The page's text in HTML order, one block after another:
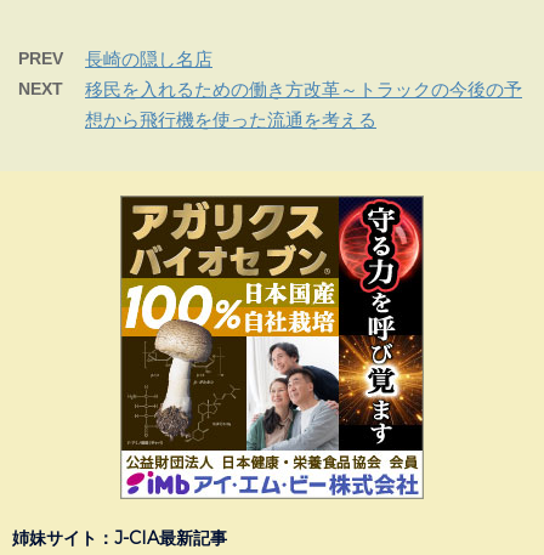
PREV 長崎の隠し名店
NEXT
移民を入れるための働き方改革～トラックの今後の予
想から飛行機を使った流通を考える
姉妹サイト：J-CIA最新記事